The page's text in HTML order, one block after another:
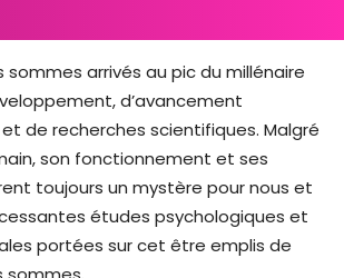
sommes arrivés au pic du millénaire
d’avancement
de recherches scientifiques. Malgré
son fonctionnement et ses
toujours un mystère pour nous et
études psychologiques et
portées sur cet être emplis de